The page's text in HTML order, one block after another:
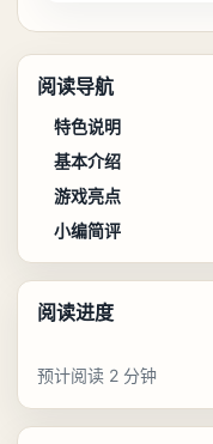
阅读导航
特色说明
基本介绍
游戏亮点
小编简评
阅读进度
预计阅读 2 分钟